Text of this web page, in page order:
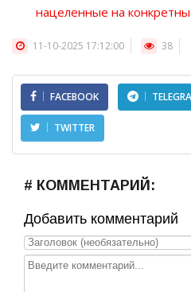
нацеленные на
11-10-2025 17:12:00 38
FACEBOOK
TWITTER
# КОММЕНТАРИЙ:
Добавить комментарий